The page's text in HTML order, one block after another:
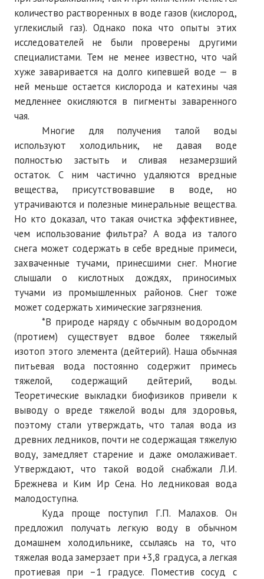
количество растворенных в воде газов (кислород,
углекислый газ). Однако пока что опыты этих
исследователей не были проверены другими
специалистами. Тем не менее известно, что чай
хуже заваривается на долго кипевшей воде — в
ней меньше остается кислорода и катехины чая
медленнее окисляются в пигменты заваренного
чая.
Многие для получения талой воды
используют холодильник, не давая воде
полностью застыть и сливая незамерзший
остаток. С ним частично удаляются вредные
вещества, присутствовавшие в воде, но
утрачиваются и полезные минеральные вещества.
Но кто доказал, что такая очистка эффективнее,
чем использование фильтра? А вода из талого
снега может содержать в себе вредные примеси,
захваченные тучами, принесшими снег. Многие
слышали о кислотных дождях, приносимых
тучами из промышленных районов. Снег тоже
может содержать химические загрязнения.
*В природе наряду с обычным водородом
(протием) существует вдвое более тяжелый
изотоп этого элемента (дейтерий). Наша обычная
питьевая вода постоянно содержит примесь
тяжелой, содержащий дейтерий, воды.
Теоретические выкладки биофизиков привели к
выводу о вреде тяжелой воды для здоровья,
поэтому стали утверждать, что талая вода из
древних ледников, почти не содержащая тяжелую
воду, замедляет старение и даже омолаживает.
Утверждают, что такой водой снабжали Л.И.
Брежнева и Ким Ир Сена. Но ледниковая вода
малодоступна.
Куда проще поступил Г.П. Малахов. Он
предложил получать легкую воду в обычном
домашнем холодильнике, ссылаясь на то, что
тяжелая вода замерзает при +3,8 градуса, а легкая
протиевая при –1 градусе. Поместив сосуд с